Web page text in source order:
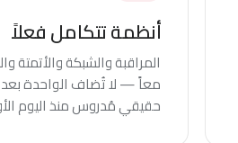
أنظمة تتكامل فعلاً
المراقبة والشبكة والأتمتة
معاً — لا تُضاف الواحدة
حقيقي مُدروس منذ اليوم